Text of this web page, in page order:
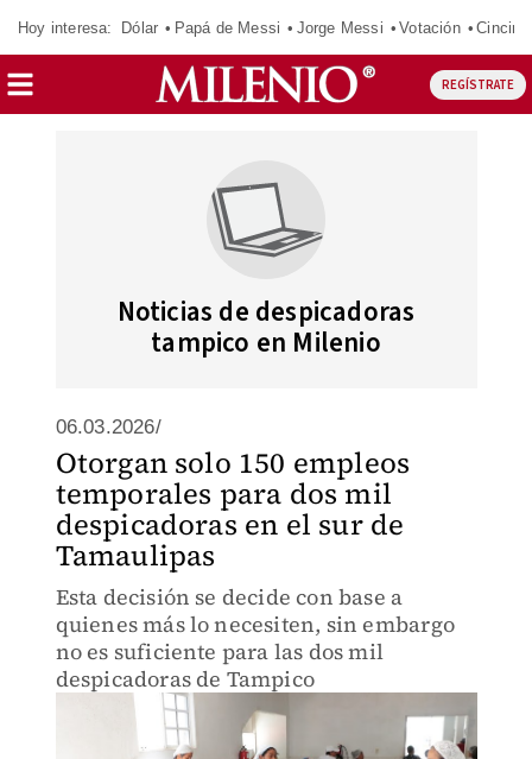
Hoy interesa: Dólar Papá de Messi Jorge Messi Votación
REGÍSTRATE
Noticias de despicadoras
tampico en Milenio
06.03.2026/
Otorgan solo 150 empleos
temporales para dos mil
despicadoras en el sur de
Tamaulipas
Esta decisión se decide con base a
quienes más lo necesiten, sin embargo
no es suficiente para las dos mil
despicadoras de Tampico